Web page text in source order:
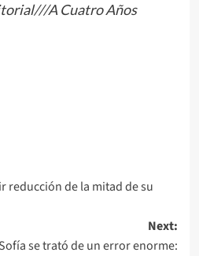
A Cuatro Años
reducción de la mitad de su
Next:
se trató de un error enorme: